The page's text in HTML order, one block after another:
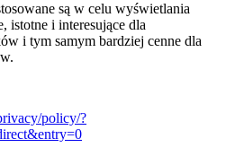
są w celu wyświetlania
istotne i interesujące dla
i tym samym bardziej cenne dla
policy/?